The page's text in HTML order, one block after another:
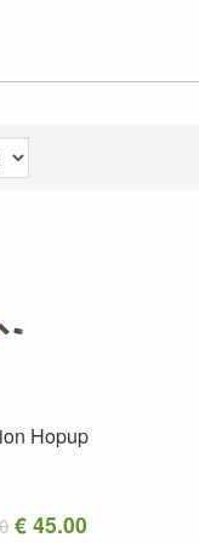
Hopup
€ 45.00